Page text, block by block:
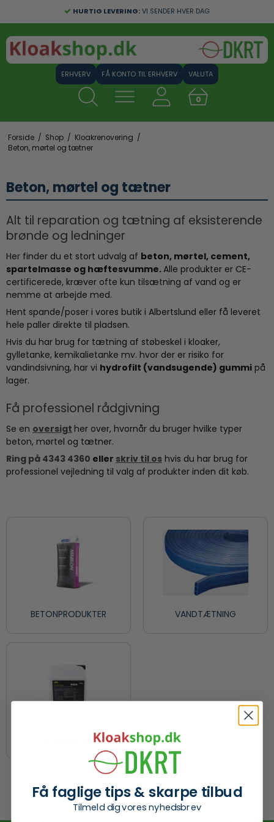
HURTIG LEVERING:VI SENDER HVER DAG
FÅ KONTO TIL ERHVERV VALUTA
0
Forside / Shop / Kloakrenovering /
Beton, mørtel og tætner
Beton, mørtel og tætner
Alt til reparation og tætning af eksisterende
brønde og ledninger
Her finder du et stort udvalg af beton, mørtel, cement,
spartelmasse og hæftesvumme.Alle produkter er CE-
certificerede, kræver ofte kun tilsætning af vand og er
nemme at arbejde med.
Hent spande/poser i vores butik i Albertslund eller få leveret
hele paller direkte til pladsen.
Hvis du har brug for tætning af støbeskel i kloaker,
gylletanke, kemikalietanke mv. hvor der er risiko for
vandindsivning, har vi hydrofilt (vandsugende) gummi på
lager.
Få professionel rådgivning
Se en oversigt her over, hvornår du bruger hvilke typer
beton, mørtel og tætner.
Ring på 4343 4360 eller skriv til os hvis du har brug for
professionel vejledning til valg af produkter inden dit køb.
BETONPRODUKTER VANDTÆTNING
Få faglige tips & skarpe tilbud
Tilmeld dig vores nyhedsbrev